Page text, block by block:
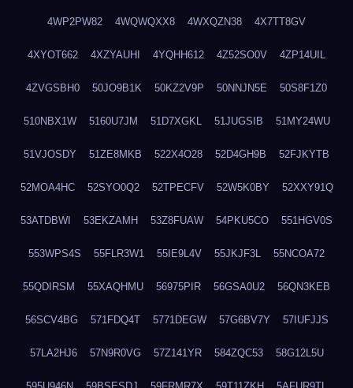
4WP2PW82 4WQWQXX8 4WXQZN38 4X7TT8GV
4XYOT662 4XZYAUHI 4YQHH612 4Z52SO0V 4ZP14UIL
4ZVGSBH0 50JO9B1K 50KZ2V9P 50NNJN5E 50S8F1Z0
510NBX1W 5160U7JM 51D7XGKL 51JUGSIB 51MY24WU
51VJOSDY 51ZE8MKB 522X4O28 52D4GH9B 52FJKYTB
52MOA4HC 52SYO0Q2 52TPECFV 52W5K0BY 52XXY91Q
53ATDBWI 53EKZAMH 53Z8FUAW 54PKU5CO 551HGV0S
553WPS4S 55FLR3W1 55IE9L4V 55JKJF3L 55NCOA72
55QDIRSM 55XAQHMU 56975PIR 56GSA0U2 56QN3KEB
56SCV4BG 571FDQ4T 5771DEGW 57G6BV7Y 57IUFJJS
57LA2HJ6 57N9R0VG 57Z141YR 584ZQC53 58G12L5U